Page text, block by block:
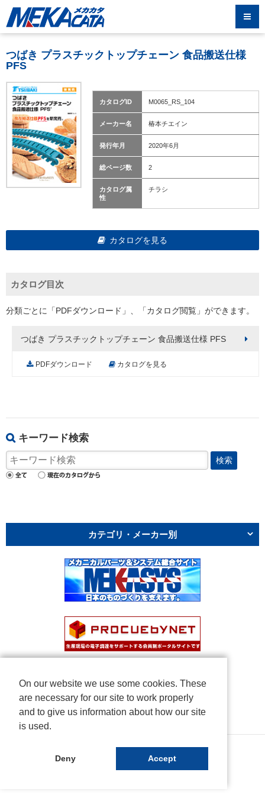
つばき プラスチックトップチェーン 食品搬送仕様
PFS
カタログID M0065_RS_104
メーカー名 椿本チエイン
発行年月 2020年6月
総ページ数 2
カタログ属
性
チラシ
カタログを見る
カタログ目次
分類ごとに「PDFダウンロード」、「カタログ閲覧」ができます。
つばき プラスチックトップチェーン 食品搬送仕様 PFS
PDFダウンロード カタログを見る
キーワード検索
検索
カテゴリ・メーカー別
On our website we use some cookies. These
are necessary for our site to work properly
and to give us information about how our site
is used.
Deny Accept